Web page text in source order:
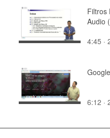
Filtros
Audio
4:45 ·
6:12 ·